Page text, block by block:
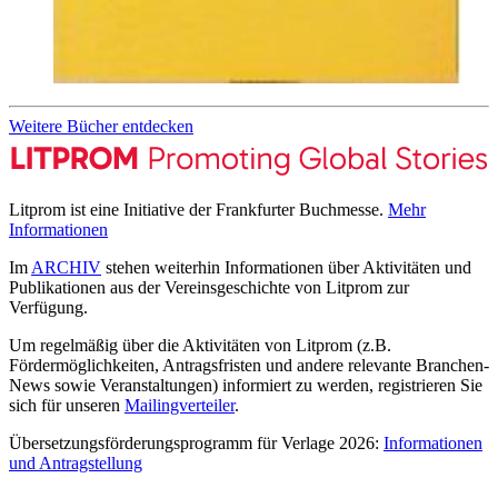
Weitere Bücher entdecken
Litprom ist eine Initiative der Frankfurter Buchmesse. Mehr
Informationen
Im ARCHIV stehen weiterhin Informationen über Aktivitäten und
Publikationen aus der Vereinsgeschichte von Litprom zur
Verfügung.
Um regelmäßig über die Aktivitäten von Litprom (z.B.
Fördermöglichkeiten, Antragsfristen und andere relevante Branchen-
News sowie Veranstaltungen) informiert zu werden, registrieren Sie
sich für unseren Mailingverteiler.
Übersetzungsförderungsprogramm für Verlage 2026: Informationen
und Antragstellung